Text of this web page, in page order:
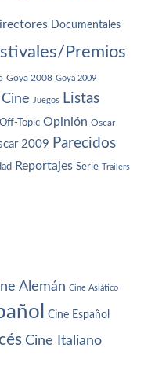
Documentales
Premios
Goya 2008 Goya 2009
Juegos Listas
Off-Topic Opinión Oscar
2009 Parecidos
Reportajes Serie Trailers
Alemán Cine Asiático
Cine Español
Cine Italiano